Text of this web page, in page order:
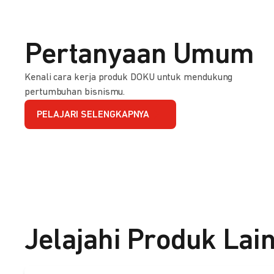
Pertanyaan Umum
Kenali cara kerja produk DOKU untuk mendukung
pertumbuhan bisnismu.
PELAJARI SELENGKAPNYA
Jelajahi Produk